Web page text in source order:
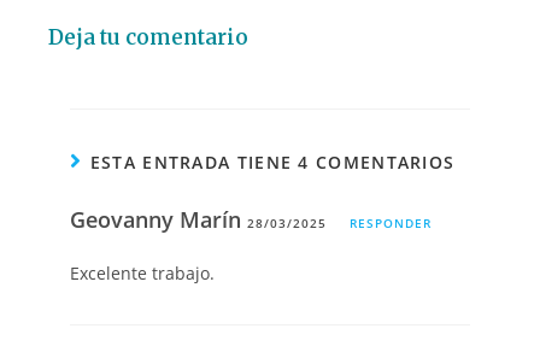
Deja tu comentario
ESTA ENTRADA TIENE 4 COMENTARIOS
Geovanny Marín28/03/2025 RESPONDER
Excelente trabajo.